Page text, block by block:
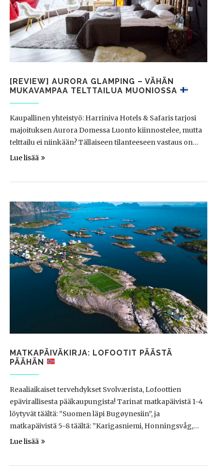
[REVIEW] AURORA GLAMPING – VÄHÄN
MUKAVAMPAA TELTTAILUA MUONIOSSA
Kaupallinen yhteistyö: Harriniva Hotels & Safaris tarjosi
majoituksen Aurora Domessa Luonto kiinnostelee, mutta
telttailu ei niinkään? Tällaiseen tilanteeseen vastaus on…
Lue lisää
MATKAPÄIVÄKIRJA: LOFOOTIT PÄÄSTÄ
PÄÄHÄN
Reaaliaikaiset tervehdykset Svolværista, Lofoottien
epävirallisesta pääkaupungista! Tarinat matkapäivistä 1-4
löytyvät täältä: ”Suomen läpi Bugøynesiin”, ja
matkapäivistä 5-8 täältä: ”Karigasniemi, Honningsvåg,…
Lue lisää